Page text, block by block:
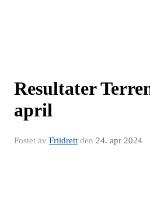
Resultater
april
Postet av Friidrett den 24. apr 2024